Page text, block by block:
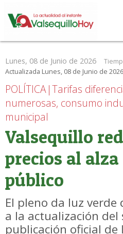
Lunes, 08 de Junio de 2026
Actualizada Lunes, 08 de Junio de
POLÍTICA|Tarifas
numerosas, consumo
municipal
Valsequillo
precios al
público
El pleno da luz
a la actualización
publicación oficial de